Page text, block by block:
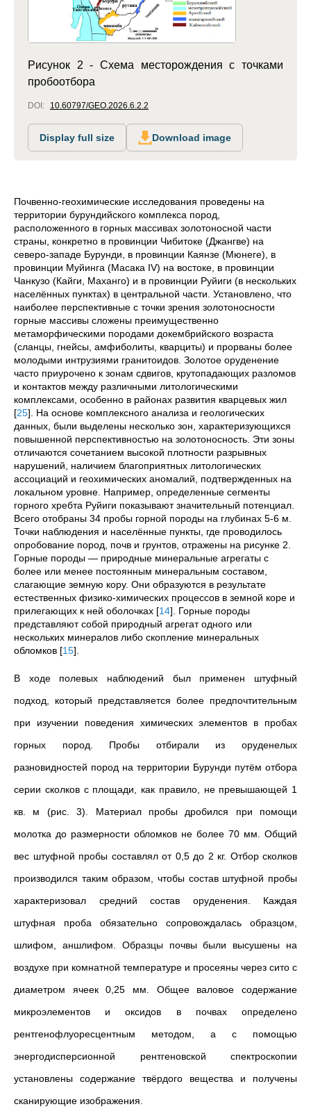
Рисунок 2 - Схема месторождения с точками
пробоотбора
DOI: 10.60797/GEO.2026.6.2.2
Display full size Download image
Почвенно-геохимические исследования проведены на
территории бурундийского комплекса пород,
расположенного в горных массивах золотоносной части
страны, конкретно в провинции Чибитоке (Джангве) на
северо-западе Бурунди, в провинции Каянзе (Мюнеге), в
провинции Муйинга (Масака IV) на востоке, в провинции
Чанкузо (Кайги, Маханго) и в провинции Руйиги (в нескольких
населённых пунктах) в центральной части. Установлено, что
наиболее перспективные с точки зрения золотоносности
горные массивы сложены преимущественно
метаморфическими породами докембрийского возраста
(сланцы, гнейсы, амфиболиты, кварциты) и прорваны более
молодыми интрузиями гранитоидов. Золотое оруденение
часто приурочено к зонам сдвигов, крутопадающих разломов
и контактов между различными литологическими
комплексами, особенно в районах развития кварцевых жил
[25] . На основе комплексного анализа и геологических
данных, были выделены несколько зон, характеризующихся
повышенной перспективностью на золотоносность. Эти зоны
отличаются сочетанием высокой плотности разрывных
нарушений, наличием благоприятных литологических
ассоциаций и геохимических аномалий, подтвержденных на
локальном уровне. Например, определенные сегменты
горного хребта Руйиги показывают значительный потенциал.
Всего отобраны 34 пробы горной породы на глубинах 5-6 м.
Точки наблюдения и населённые пункты, где проводилось
опробование пород, почв и грунтов, отражены на рисунке 2.
Горные породы — природные минеральные агрегаты с
более или менее постоянным минеральным составом,
слагающие земную кору. Они образуются в результате
естественных физико-химических процессов в земной коре и
прилегающих к ней оболочках [14] . Горные породы
представляют собой природный агрегат одного или
нескольких минералов либо скопление минеральных
обломков [15]
В ходе полевых наблюдений был применен штуфный
подход, который представляется более предпочтительным
при изучении поведения химических элементов в пробах
горных пород. Пробы отбирали из оруденелых
разновидностей пород на территории Бурунди путём отбора
серии сколков с площади, как правило, не превышающей 1
кв. м (рис. 3). Материал пробы дробился при помощи
молотка до размерности обломков не более 70 мм. Общий
вес штуфной пробы составлял от 0,5 до 2 кг. Отбор сколков
производился таким образом, чтобы состав штуфной пробы
характеризовал средний состав оруденения. Каждая
штуфная проба обязательно сопровождалась образцом,
шлифом, аншлифом. Образцы почвы были высушены на
воздухе при комнатной температуре и просеяны через сито с
диаметром ячеек 0,25 мм. Общее валовое содержание
микроэлементов и оксидов в почвах определено
рентгенофлуоресцентным методом, а с помощью
энергодисперсионной рентгеновской спектроскопии
установлены содержание твёрдого вещества и получены
сканирующие изображения.